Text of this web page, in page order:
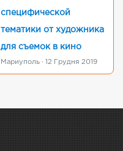
специфической
тематики от художника
для съемок в кино
Мариуполь · 12 Грудня 2019